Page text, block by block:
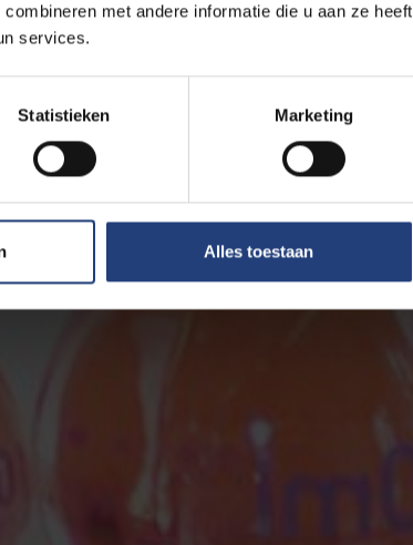
met andere informatie die u aan ze heeft
services.
Statistieken Marketing
Alles toestaan